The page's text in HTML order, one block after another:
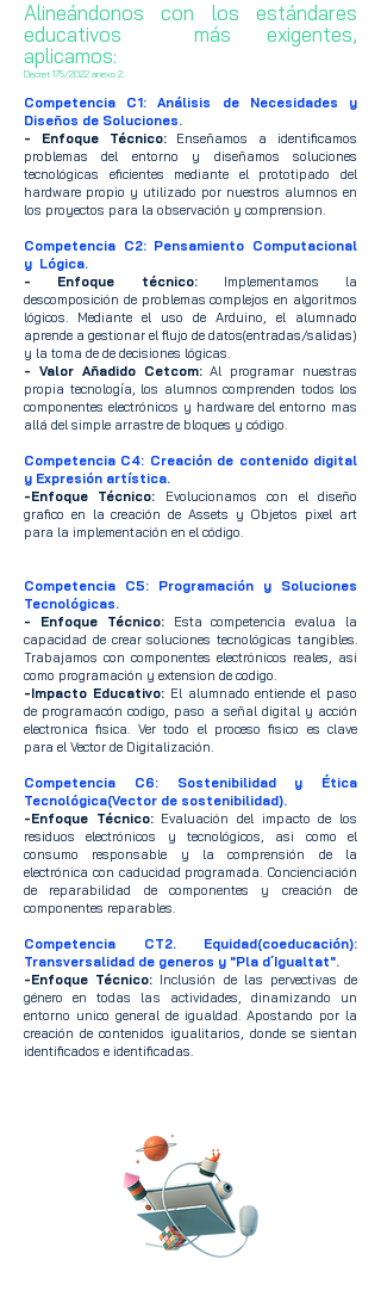
Alineándonos con los estándares
educativos más exigentes,
aplicamos:
Decret 175/2022 anexo 2.
Competencia C1: Análisis de Necesidades y
Diseños de Soluciones.
- Enfoque Técnico:Enseñamos a identificamos
problemas del entorno y diseñamos soluciones
tecnológicas eficientes mediante el prototipado del
hardware propio y utilizado por nuestros alumnos en
los proyectos para la observación y comprension.
Competencia C2: Pensamiento Computacional
y Lógica.
- Enfoque técnico:Implementamos la
descomposición de problemas complejos en algoritmos
lógicos. Mediante el uso de Arduino, el alumnado
aprende a gestionar el flujo de datos(entradas/salidas)
y la toma de de decisiones lógicas.
- Valor Añadido Cetcom:Al programar nuestras
propia tecnología, los alumnos comprenden todos los
componentes electrónicos y hardware del entorno mas
allá del simple arrastre de bloques y código.
Competencia C4: Creación de contenido digital
y Expresión artística.
-Enfoque Técnico: Evolucionamos con el diseño
grafico en la creación de Assets y Objetos pixel art
para la implementación en el código.
Competencia C5: Programación y Soluciones
Tecnológicas.
- Enfoque Técnico:Esta competencia evalua la
capacidad de crear soluciones tecnológicas tangibles.
Trabajamos con componentes electrónicos reales, asi
como programación y extension de codigo.
-Impacto Educativo:El alumnado entiende el paso
de programacón codigo, paso a señal digital y acción
electronica fisica. Ver todo el proceso fisico es clave
para el Vector de Digitalización.
Competencia C6: Sostenibilidad y Ética
Tecnológica(Vector de sostenibilidad).
-Enfoque Técnico:Evaluación del impacto de los
residuos electrónicos y tecnológicos, asi como el
consumo responsable y la comprensión de la
electrónica con caducidad programada. Concienciación
de reparabilidad de componentes y creación de
componentes reparables.
Competencia CT2. Equidad(coeducación):
Transversalidad de generos y "Pla d´Igualtat".
-Enfoque Técnico: Inclusión de las pervectivas de
género en todas las actividades, dinamizando un
entorno unico general de igualdad. Apostando por la
creación de contenidos igualitarios, donde se sientan
identificados e identificadas.